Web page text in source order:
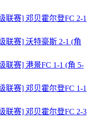
联赛] 邓贝霍尔登FC 2-1
联赛] 沃特豪斯 2-1 (角
联赛] 港景FC 1-1 (角 5-
联赛] 邓贝霍尔登FC 1-1
联赛] 邓贝霍尔登FC 2-3